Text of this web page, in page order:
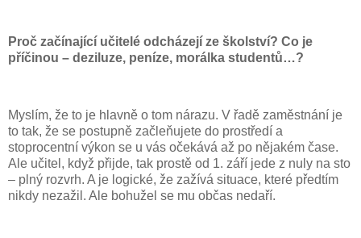
Proč začínající učitelé odcházejí ze školství? Co je
příčinou – deziluze, peníze, morálka studentů…?
Myslím, že to je hlavně o tom nárazu. V řadě zaměstnání je
to tak, že se postupně začleňujete do prostředí a
stoprocentní výkon se u vás očekává až po nějakém čase.
Ale učitel, když přijde, tak prostě od 1. září jede z nuly na sto
– plný rozvrh. A je logické, že zažívá situace, které předtím
nikdy nezažil. Ale bohužel se mu občas nedaří.